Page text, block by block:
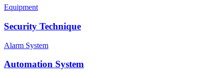
Equipment
Security Technique
Alarm System
Automation System